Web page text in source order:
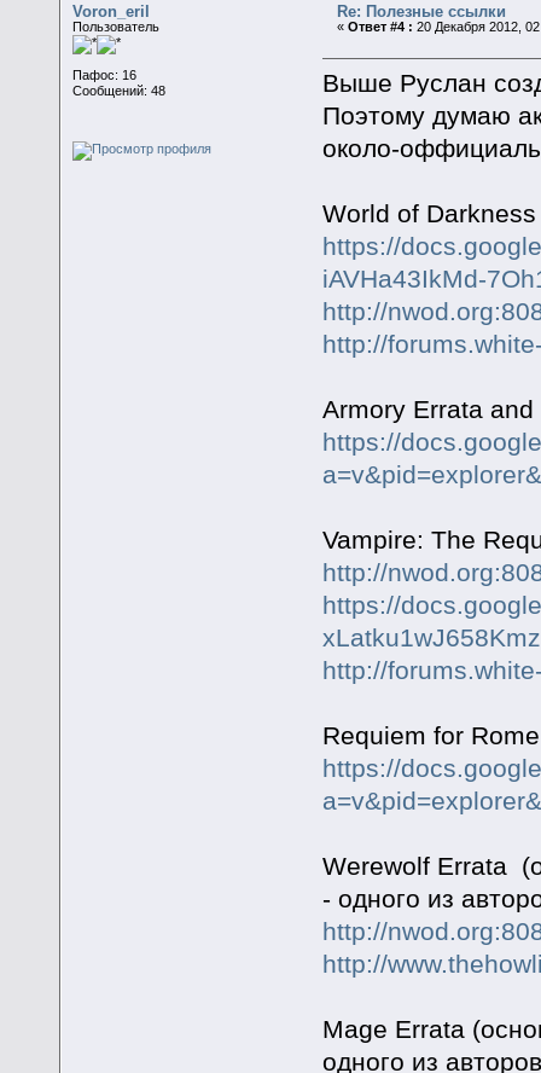
Voron_eril
Пользователь
Пафос: 16
Сообщений: 48
Re: Полезные ссылки
«Ответ #4 : 20 Декабря 2012,
Выше Руслан
Поэтому думаю
около-
World of
https://
iAVHa43IkMd-
http://
http://
Armory Errata
https://
Vampire: The
http://
https://
http://
Requiem for
https://
Werewolf Errata
- одного из
http://
http://
Mage Errata
одного из